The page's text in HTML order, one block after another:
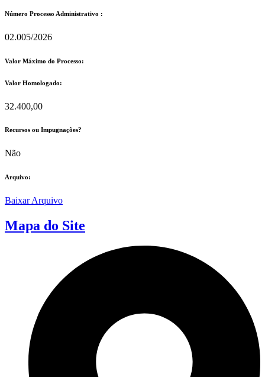
Número Processo Administrativo :
02.005/2026
Valor Máximo do Processo: ​
Valor Homologado: ​
32.400,00
Recursos ou Impugnações? ​
Não
Arquivo:
Baixar Arquivo
Mapa do Site